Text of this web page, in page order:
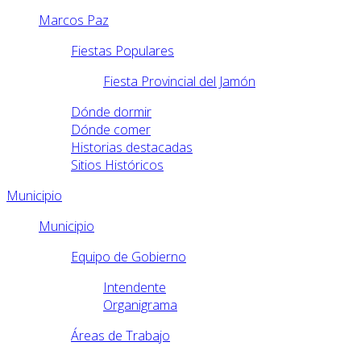
Marcos Paz
Fiestas Populares
Fiesta Provincial del Jamón
Dónde dormir
Dónde comer
Historias destacadas
Sitios Históricos
Municipio
Municipio
Equipo de Gobierno
Intendente
Organigrama
Áreas de Trabajo